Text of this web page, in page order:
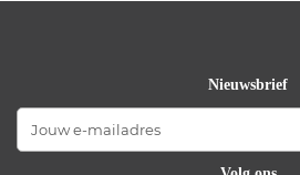
Nieuwsbrief